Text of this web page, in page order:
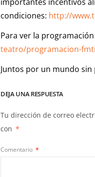
condiciones: http://
Para ver la
teatro/programacion-
Juntos por un mundo
DEJA UNA RESPUESTA
Tu dirección de correo
con *
Comentario *